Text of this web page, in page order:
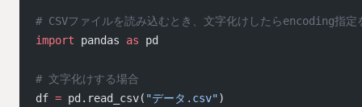
# CSVファイルを読み込むとき、文字化けしたらencoding指定
import pandas as pd
# 文字化けする場合
df = pd.read_csv( "データ.csv")